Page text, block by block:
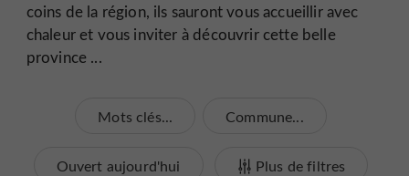
coins de la région, ils sauront vous accueillir avec
chaleur et vous inviter à découvrir cette belle
province ...
Mots clés... Commune...
Ouvert aujourd'hui Plus de filtres